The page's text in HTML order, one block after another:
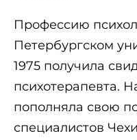
Профессию
Петербургском
1975 получила
психотерапевта.
пополняла свою
специалистов